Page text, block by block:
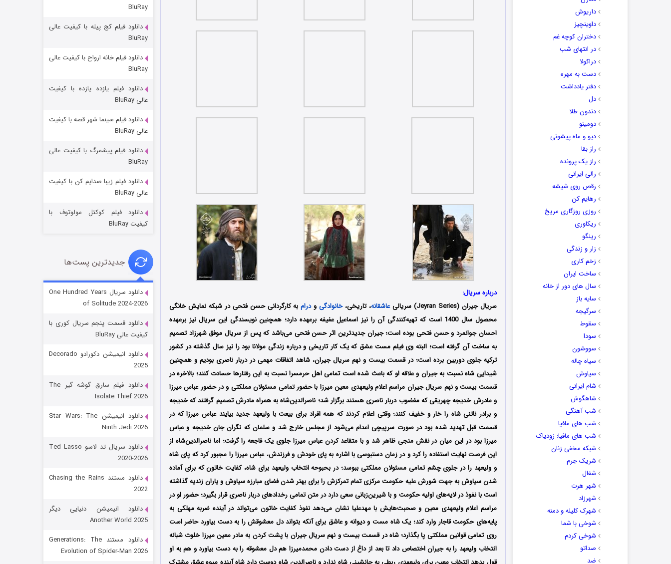
داریوش
داوینچیز
دختران کوچه غم
در انتهای شب
دراکولا
دست به مهره
دفتر یادداشت
دل
دندون طلا
دومینو
دیو و ماه پیشونی
راز بقا
راز یک پرونده
رالی ایرانی
رقص روی شیشه
رهایم کن
روزی روزگاری مریخ
ریکاوری
رینگو
زار و زندگی
زخم کاری
ساخت ایران
سال های دور از خانه
سایه باز
سرگیجه
سقوط
سودا
سووشون
سیاه چاله
سیاوش
شام ایرانی
شاهگوش
شب آهنگی
شب های مافیا
شب های مافیا: زودیاک
شبکه مخفی زنان
شریک جرم
شغال
شهر هرت
شهرزاد
شهرک کلیله و دمنه
شوخی با شما
شوخی کردم
صداتو
ضد
درباره سریال:
سریال جیران (Jeyran Series) سریالی
عاشقانه، تاریخی،خانوادگیودرامبه کارگردانی حسن فتحی در شبکه نمایش خانگی
محصول سال 1400 است که تهیه‌کنندگی آن را نیز اسماعیل عفیفه برعهده دارد؛ همچنین نویسندگی این سریال نیز برعهده
احسان جوانمرد و حسن فتحی بوده است؛ جیران جدیدترین اثر حسن فتحی می‌باشد که پس از سریال موفق شهرزاد تصمیم
به ساخت آن گرفته است؛ البته وی فیلم مست عشق که یک کار تاریخی و درباره زندگی مولانا بود را نیز سال گذشته در کشور
ترکیه جلوی دوربین برده است؛ در قسمت بیست و نهم سریال جیران، شاهد اتفاقات مهمی در دربار ناصری بودیم و همچنین
شیدایی شاه نسبت به جیران و علاقه او که باعث شده است تمامی اهل حرمسرا نسبت به این رفتارها حسادت کنند؛ بالاخره در
قسمت بیست و نهم سریال جیران مراسم اعلام ولیعهدی معین میرزا با حضور تمامی مسئولان مملکتی و در حضور عباس میرزا
و مادرش خدیجه چهریقی که مغضوب دربار ناصری هستند برگزار شد؛ ناصرالدین‌شاه به همراه مادرش تصمیم گرفتند که خدیجه
و برادر ناتنی شاه را خار و خفیف کنند؛ وقتی اعلام کردند که همه افراد برای بیعت با ولیعهد جدید بیایند عباس میرزا که در
قسمت قبل تهدید شده بود در صورت سرپیچی اعدام می‌شود از مجلس خارج شد و سلمان که نگران جان خدیجه و عباس
میرزا بود در این میان در نقش منجی ظاهر شد و با متقاعد کردن عباس میرزا جلوی یک فاجعه را گرفت؛ اما ناصرالدین‌شاه از
این فرصت نهایت استفاده را کرد و در زمان دستبوسی با اشاره به پای خودش و فرزندش، عباس میرزا را مجبور کرد که پای شاه
و ولیعهد را در جلوی چشم تمامی مسئولان مملکتی ببوسد؛ در بحبوحه انتخاب ولیعهد برای شاه، کفایت خاتون که برای آماده
شدن سیاوش به جهت شورش علیه حکومت مرکزی تمام تمرکزش را برای بهتر شدن فضای مبارزه سیاوش و یاران زندیه گذاشته
است با نفوذ در لایه‌های اولیه حکومت و با شیرین‌زبانی سعی دارد در متن تمامی رخدادهای دربار ناصری قرار بگیرد؛ حضور او در
مراسم اعلام ولیعهدی معین و صحبت‌هایش با مهدعلیا نشان می‌دهد نفوذ کفایت خاتون می‌تواند در آینده ضربه مهلکی به
پایه‌های حکومت قاجار وارد کند؛ یک شاه مست و دیوانه و عاشق برای آنکه بتواند دل معشوقش را به دست بیاورد حاضر است
روی تمامی قوانین مملکتی پا بگذارد؛ شاه در قسمت بیست و نهم سریال جیران با پشت کردن به مادر معین میرزا خلوت شبانه
انتخاب ولیعهد را به جیران اختصاص داد تا بعد از داغ از دست دادن محمدمیرزا هم دل معشوقه را به دست بیاورد و هم به او
خاندان اژدها فصل ۳
جادوگری در مغولستان
قسمت 6 (زیرنویس)
رویایی برای تو
قسمت
BluRay
دانلود فیلم کج‌ پیله با کیفیت عالی
BluRay
دانلود فیلم خانه ارواح با کیفیت عالی
BluRay
دانلود فیلم یازده یازده با کیفیت
عالی BluRay
دانلود فیلم سینما شهر قصه با کیفیت
عالی BluRay
دانلود فیلم پیشمرگ با کیفیت عالی
BluRay
دانلود فیلم زیبا صدایم کن با کیفیت
عالی BluRay
دانلود فیلم کوکتل مولوتوف با
کیفیت BluRay
جدیدترین پست‌ها
دانلود سریال One Hundred Years
of Solitude 2024-2026
دانلود قسمت پنجم سریال کوری با
کیفیت عالی BluRay
دانلود انیمیشن دکورادو Decorado
2025
دانلود فیلم سارق گوشه گیر The
Isolate Thief 2026
دانلود انیمیشن Star Wars: The
Ninth Jedi 2026
دانلود سریال تد لاسو Ted Lasso
2020-2026
دانلود مستند Chasing the Rains
2022
دانلود انیمیشن دنیایی دیگر
Another World 2025
دانلود مستند Generations: The
Evolution of Spider-Man 2026